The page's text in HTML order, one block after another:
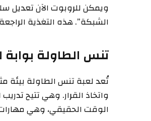
ويمكن للروبوت الآن تعديل
الشبكة”. هذه التغذية
تنس الطاولة
تُعد لعبة تنس الطاولة بيئة
واتخاذ القرار. وهي تتيح
الوقت الحقيقي، وهي مهارات